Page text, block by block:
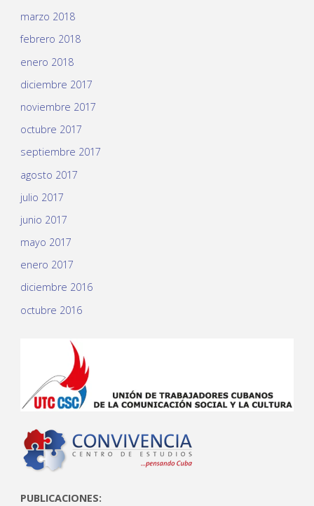
marzo 2018
febrero 2018
enero 2018
diciembre 2017
noviembre 2017
octubre 2017
septiembre 2017
agosto 2017
julio 2017
junio 2017
mayo 2017
enero 2017
diciembre 2016
octubre 2016
PUBLICACIONES: